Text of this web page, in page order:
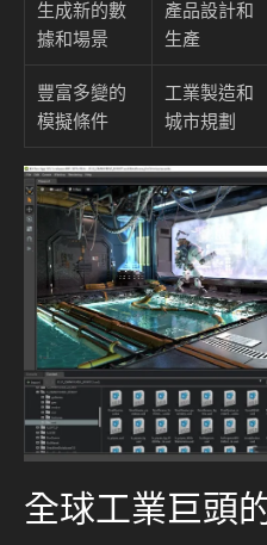
生成新的數
據和場景
產品設計和
生產
豐富多變的
模擬條件
工業製造和
城市規劃
全球工業巨頭